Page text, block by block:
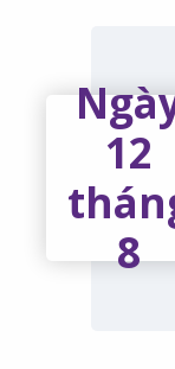
12
8